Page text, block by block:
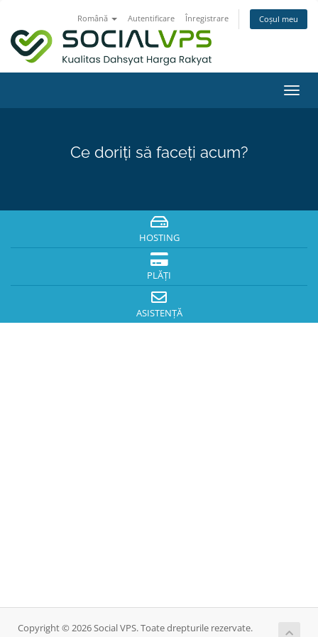
Română Autentificare Înregistrare Coșul meu
Ce doriți să faceți acum?
HOSTING
PLĂȚI
ASISTENȚĂ
Copyright © 2026 Social VPS. Toate drepturile rezervate.